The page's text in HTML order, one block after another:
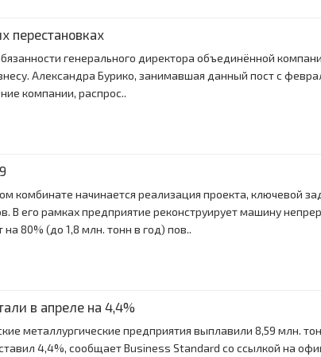
перестановках
генерального директора объединённой
Александра Бурико, занимавшая данный пост с
компании, распрос..
комбинате начинается реализация проекта, ключевой
В его рамках предприятие реконструирует машину
80% (до 1,8 млн. тонн в год) пов..
в апреле на 4,4%
металлургические предприятия выплавили 8,59 млн.
4,4%, сообщает Business Standard со ссылкой на